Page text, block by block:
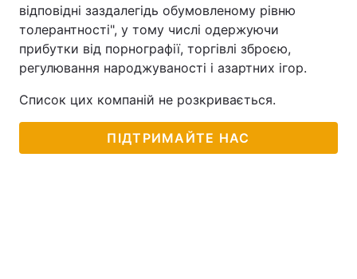
відповідні заздалегідь обумовленому рівню
толерантності", у тому числі одержуючи
прибутки від порнографії, торгівлі зброєю,
регулювання народжуваності і азартних ігор.
Список цих компаній не розкривається.
ПІДТРИМАЙТЕ НАС